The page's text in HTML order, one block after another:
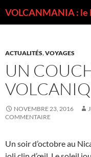
ACTUALITÉS,VOYAGES
UN
NOVEMBRE 23, 2016
COMMENTAIRE
Un soir d’octobre au